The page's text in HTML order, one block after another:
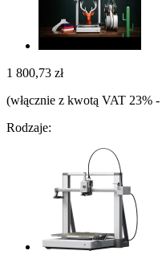
1 800,73 zł
(włącznie z kwotą VAT 23% -
Rodzaje: